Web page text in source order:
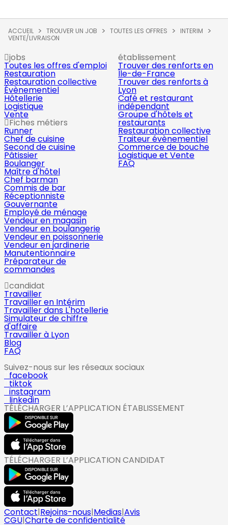
ACCUEIL TROUVER UN JOB TOUTES LES OFFRES
INTERIM
VENTE/LIVRAISON
jobs
Toutes les offres d'emploi
Restauration
Restauration collective
Évènementiel
Hôtellerie
Logistique
Vente
Fiches métiers
Runner
Chef de cuisine
Second de cuisine
Pâtissier
Boulanger
Maître d'hôtel
Chef barman
Commis de bar
Réceptionniste
Gouvernante
Employé de ménage
Vendeur en magasin
Vendeur en boulangerie
Vendeur en poissonnerie
Vendeur en jardinerie
Manutentionnaire
Préparateur de
commandes
établissement
Trouver des renforts en
Île-de-France
Trouver des renforts à
Lyon
Café et restaurant
indépendant
Groupe d'hôtels et
restaurants
Restauration collective
Traiteur évènementiel
Commerce de bouche
Logistique et Vente
FAQ
candidat
Travailler
Travailler en Intérim
Travailler dans L'hotellerie
Simulateur de chiffre
d'affaire
Travailler à Lyon
Blog
FAQ
Suivez-nous sur les réseaux sociaux
facebook
tiktok
instagram
linkedin
TÉLÉCHARGER L’APPLICATION ÉTABLISSEMENT
TÉLÉCHARGER L’APPLICATION CANDIDAT
Contact|Rejoins-nous|Medias|Avis
CGU|Charte de confidentialité